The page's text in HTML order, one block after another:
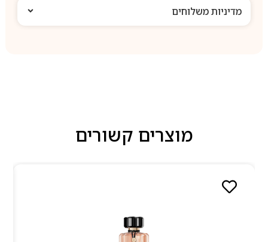
מדיניות משלוחים
מוצרים קשורים